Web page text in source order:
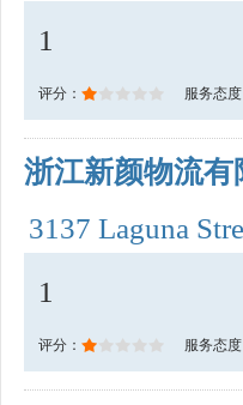
1
评分： 服务态度
浙江新颜物流有
3137 Laguna
1
评分： 服务态度